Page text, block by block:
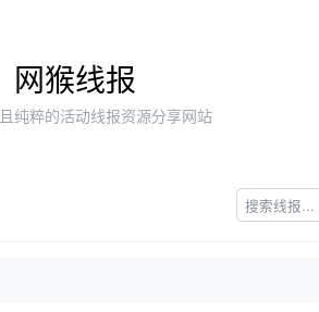
网猴线报
纯粹的活动线报资源分享网站